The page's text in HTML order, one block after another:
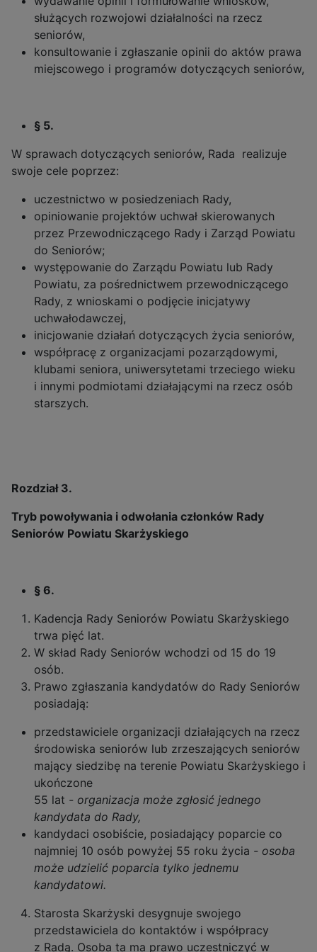
służących rozwojowi działalności na rzecz
seniorów,
konsultowanie i zgłaszanie opinii do aktów prawa
miejscowego i programów dotyczących seniorów,
§ 5.
W sprawach dotyczących seniorów, Rada realizuje
swoje cele poprzez:
uczestnictwo w posiedzeniach Rady,
opiniowanie projektów uchwał skierowanych
przez Przewodniczącego Rady i Zarząd Powiatu
do Seniorów;
występowanie do Zarządu Powiatu lub Rady
Powiatu, za pośrednictwem przewodniczącego
Rady, z wnioskami o podjęcie inicjatywy
uchwałodawczej,
inicjowanie działań dotyczących życia seniorów,
współpracę z organizacjami pozarządowymi,
klubami seniora, uniwersytetami trzeciego wieku
i innymi podmiotami działającymi na rzecz osób
starszych.
Rozdział 3.
Tryb powoływania i odwołania członków Rady
Seniorów Powiatu Skarżyskiego
§ 6.
Kadencja Rady Seniorów Powiatu Skarżyskiego
trwa pięć lat.
W skład Rady Seniorów wchodzi od 15 do 19
osób.
Prawo zgłaszania kandydatów do Rady Seniorów
posiadają:
przedstawiciele organizacji działających na rzecz
środowiska seniorów lub zrzeszających seniorów
mający siedzibę na terenie Powiatu Skarżyskiego i
ukończone
55 lat - organizacja może zgłosić jednego
kandydata do Rady,
kandydaci osobiście, posiadający poparcie co
najmniej 10 osób powyżej 55 roku życia - osoba
może udzielić poparcia tylko jednemu
kandydatowi.
Starosta Skarżyski desygnuje swojego
przedstawiciela do kontaktów i współpracy
z Radą. Osoba ta ma prawo uczestniczyć w